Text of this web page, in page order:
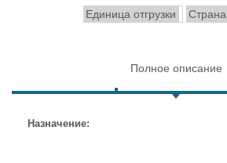
Единица отгрузки Страна
Полное описание
Назначение: